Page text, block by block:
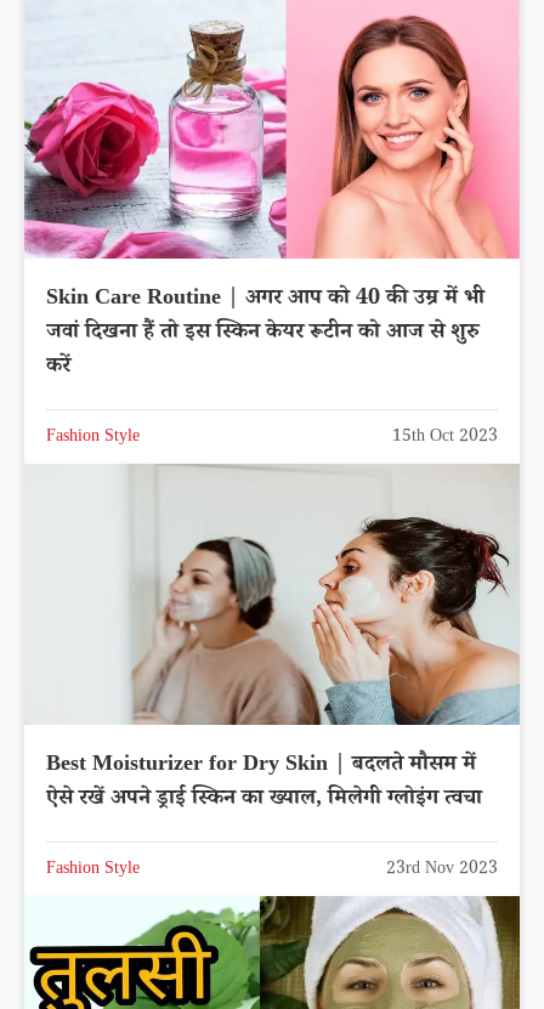
Skin Care Routine | अगर आप को 40 की उम्र में भी
जवां दिखना हैं तो इस स्किन केयर रूटीन को आज से शुरु
करें
Fashion Style 15th Oct 2023
Best Moisturizer for Dry Skin | बदलते मौसम में
ऐसे रखें अपने ड्राई स्किन का ख्याल, मिलेगी ग्लोइंग त्वचा
Fashion Style 23rd Nov 2023